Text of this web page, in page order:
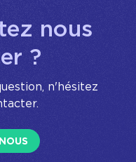
nous
?
n'hésitez